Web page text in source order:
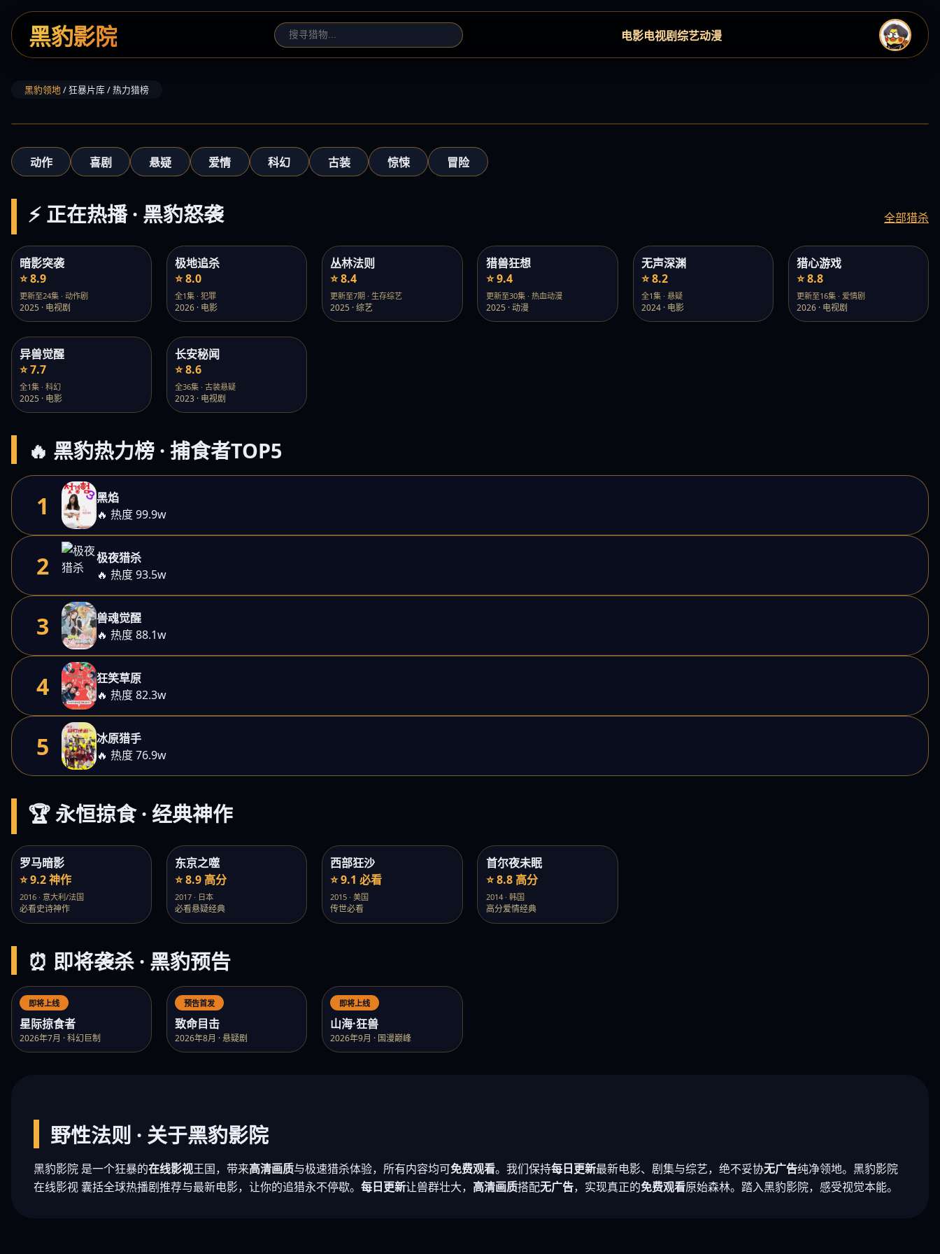
黑豹影院 电影电视剧综艺动漫
黑豹领地/ 狂暴片库 / 热力猎榜
‹ ›
动作 喜剧 悬疑 爱情 科幻 古装 惊悚 冒险
⚡ 正在热播 · 黑豹怒袭 全部猎杀
暗影突袭
⭐ 8.9
更新至24集 · 动作剧
2025 · 电视剧
极地追杀
⭐ 8.0
全1集 · 犯罪
2026 · 电影
丛林法则
⭐ 8.4
更新至7期 · 生存综艺
2025 · 综艺
猎兽狂想
⭐ 9.4
更新至30集 · 热血动漫
2025 · 动漫
无声深渊
⭐ 8.2
全1集 · 悬疑
2024 · 电影
猎心游戏
⭐ 8.8
更新至16集 · 爱情剧
2026 · 电视剧
异兽觉醒
⭐ 7.7
全1集 · 科幻
2025 · 电影
长安秘闻
⭐ 8.6
全36集 · 古装悬疑
2023 · 电视剧
🔥 黑豹热力榜 · 捕食者TOP5
1
黑焰
🔥 热度 99.9w
2
极夜猎杀
🔥 热度 93.5w
3
兽魂觉醒
🔥 热度 88.1w
4
狂笑草原
🔥 热度 82.3w
5
冰原猎手
🔥 热度 76.9w
🏆 永恒掠食 · 经典神作
罗马暗影
⭐ 9.2 神作
2016 · 意大利/法国
必看史诗神作
东京之噬
⭐ 8.9 高分
2017 · 日本
必看悬疑经典
西部狂沙
⭐ 9.1 必看
2015 · 美国
传世必看
首尔夜未眠
⭐ 8.8 高分
2014 · 韩国
高分爱情经典
⏰ 即将袭杀 · 黑豹预告
即将上线
星际掠食者
2026年7月 · 科幻巨制
预告首发
致命目击
2026年8月 · 悬疑剧
即将上线
山海·狂兽
2026年9月 · 国漫巅峰
野性法则 · 关于黑豹影院
黑豹影院 是一个狂暴的在线影视王国，带来高清画质与极速猎杀体验，所有内容均可免费观看。我们保持每日更新最新电影、剧集与综艺，绝不妥协无广告纯净领地。黑豹影院
在线影视 囊括全球热播剧推荐与最新电影，让你的追猎永不停歇。 每日更新让兽群壮大， 高清画质搭配无广告，实现真正的免费观看原始森林。踏入黑豹影院，感受视觉本能。